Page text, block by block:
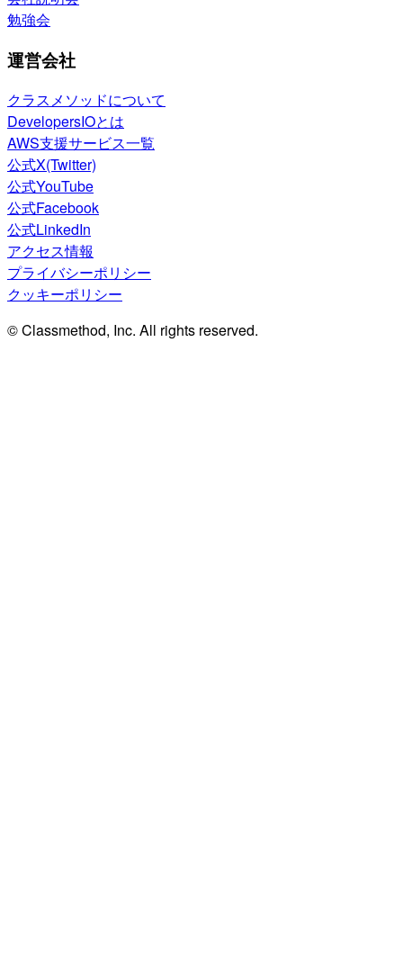
勉強会
運営会社
クラスメソッドについて
DevelopersIOとは
AWS支援サービス一覧
公式X(Twitter)
公式YouTube
公式Facebook
公式LinkedIn
アクセス情報
プライバシーポリシー
クッキーポリシー
© Classmethod, Inc. All rights reserved.